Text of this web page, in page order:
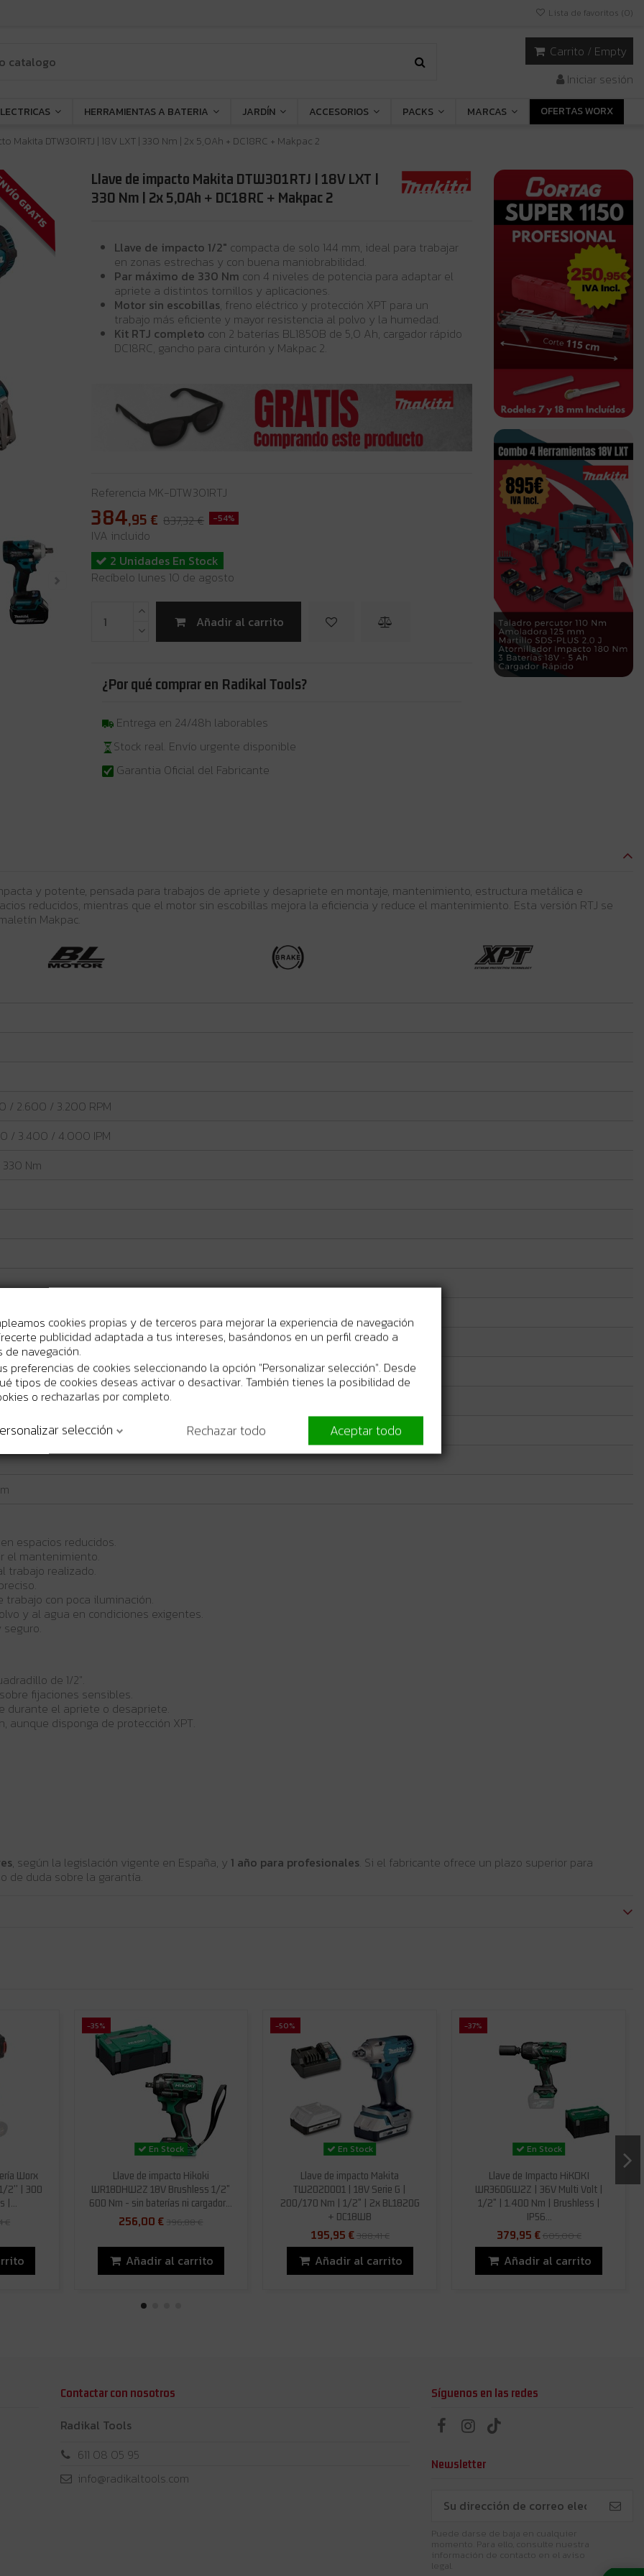
Lista de favoritos (0)
Carrito / Empty
Iniciar sesión
HERRAMIENTAS A BATERIA JARDÍN ACCESORIOS PACKS MARCAS
OFERTAS WORX
Makita DTW301RTJ | 18V LXT | 330 Nm | 2x 5,0Ah + DC18RC + Makpac 2
GRATIS
Llave de impacto Makita DTW301RTJ | 18V LXT |
330 Nm | 2x 5,0Ah + DC18RC + Makpac 2
Llave de impacto 1/2" compacta de solo 144 mm, ideal para trabajar
en zonas estrechas y con buena maniobrabilidad.
Par máximo de 330 Nm con 4 niveles de potencia para adaptar el
apriete a distintos tornillos y aplicaciones.
Motor sin escobillas, freno eléctrico y protección XPT para un
trabajo más eficiente y mayor resistencia al polvo y la humedad.
Kit RTJ completo con 2 baterías BL1850B de 5,0 Ah, cargador rápido
DC18RC, gancho para cinturón y Makpac 2.
Referencia MK-DTW301RTJ
384 ,95 € 837,32 € -54%
IVA incluido
2 Unidades En Stock
Recíbelo lunes 10 de agosto
Añadir al carrito
¿Por qué comprar en Radikal Tools?
Entrega en 24/48h laborables
Stock real. Envío urgente disponible
Garantia Oficial del Fabricante
y potente, pensada para trabajos de apriete y desapriete en montaje, mantenimiento, estructura metálica e
reducidos, mientras que el motor sin escobillas mejora la eficiencia y reduce el mantenimiento. Esta versión RTJ se
Makpac.
/ 2.600 / 3.200 RPM
/ 3.400 / 4.000 IPM
Nm
espacios reducidos.
el mantenimiento.
trabajo realizado.
con poca iluminación.
y al agua en condiciones exigentes.
de 1/2".
fijaciones sensibles.
durante el apriete o desapriete.
aunque disponga de protección XPT.
, según la legislación vigente en España, y 1 año para profesionales. Si el fabricante ofrece un plazo superior para
de duda sobre la garantía.
Worx
2'' | 300
|...
€
-35%
En Stock
Llave de impacto Hikoki
WR18DHW2Z 18V Brushless 1/2"
600 Nm - sin baterías ni cargador...
256,00 € 396,88 €
Añadir al carrito
-50%
En Stock
Llave de impacto Makita
TW202D001 | 18V Serie G |
200/170 Nm | 1/2" | 2x BL1820G
+ DC18WB
195,95 €388,41 €
Añadir al carrito
-37%
En Stock
Llave de Impacto HiKOKI
WR36DGW2Z | 36V Multi Volt |
1/2" | 1.400 Nm | Brushless |
IP56...
379,95 €605,00 €
Añadir al carrito
Contactar con nosotros
Radikal Tools
611 08 05 95
info@radikaltools.com
Síguenos en las redes
Newsletter
Puede darse de baja en cualquier
momento. Para ello, consulte nuestra
información de contacto en el aviso
legal.
cookies propias y de terceros para mejorar la experiencia de navegación
publicidad adaptada a tus intereses, basándonos en un perfil creado a
navegación.
preferencias de cookies seleccionando la opción "Personalizar selección". Desde
tipos de cookies deseas activar o desactivar. También tienes la posibilidad de
o rechazarlas por completo.
selección Rechazar todo Aceptar todo